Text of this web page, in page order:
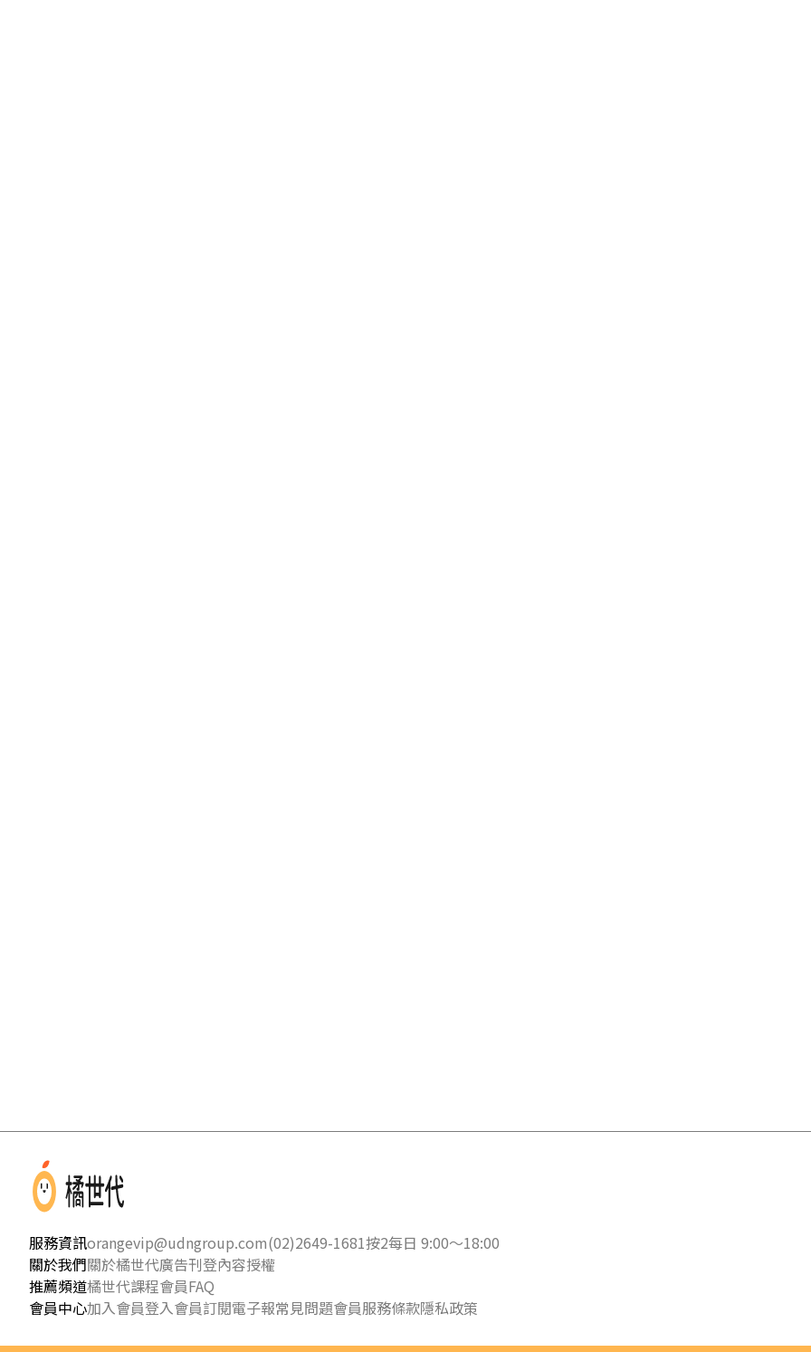
服務資訊orangevip@udngroup.com(02)2649-1681按2每日 9:00～18:00
關於我們關於橘世代廣告刊登內容授權
推薦頻道橘世代課程會員FAQ
會員中心加入會員登入會員訂閱電子報常見問題會員服務條款隱私政策